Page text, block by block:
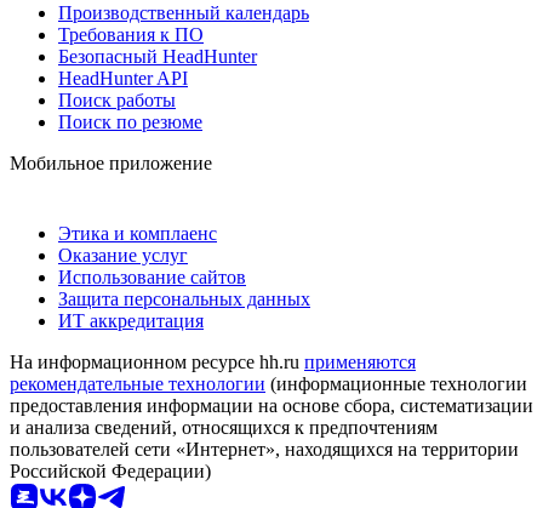
Производственный календарь
Требования к ПО
Безопасный HeadHunter
HeadHunter API
Поиск работы
Поиск по резюме
Мобильное приложение
Этика и комплаенс
Оказание услуг
Использование сайтов
Защита персональных данных
ИТ аккредитация
На информационном ресурсе hh.ru применяются
рекомендательные технологии (информационные технологии
предоставления информации на основе сбора, систематизации
и анализа сведений, относящихся к предпочтениям
пользователей сети «Интернет», находящихся на территории
Российской Федерации)